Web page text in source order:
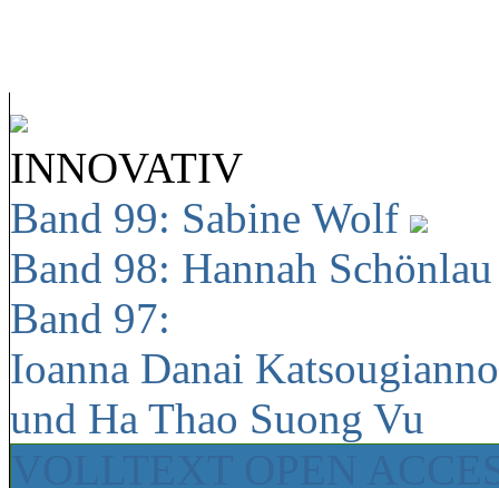
INNOVATIV
Band 99: Sabine Wolf
Band 98: Hannah
Band 97:
Ioanna Danai
und Ha Thao Suong Vu